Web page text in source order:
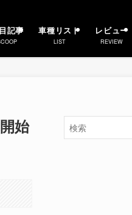
記事 車種リスト
LIST
レビュー
REVIEW
始